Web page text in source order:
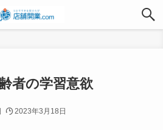
者の学習意欲
2023年3月18日